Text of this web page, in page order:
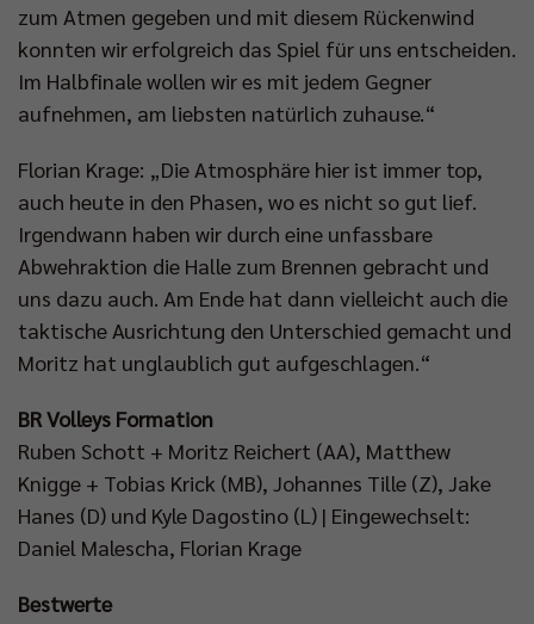
zum Atmen gegeben und mit diesem Rückenwind
konnten wir erfolgreich das Spiel für uns entscheiden.
Im Halbfinale wollen wir es mit jedem Gegner
aufnehmen, am liebsten natürlich zuhause.“
Florian Krage: „Die Atmosphäre hier ist immer top,
auch heute in den Phasen, wo es nicht so gut lief.
Irgendwann haben wir durch eine unfassbare
Abwehraktion die Halle zum Brennen gebracht und
uns dazu auch. Am Ende hat dann vielleicht auch die
taktische Ausrichtung den Unterschied gemacht und
Moritz hat unglaublich gut aufgeschlagen.“
BR Volleys Formation
Ruben Schott + Moritz Reichert (AA), Matthew
Knigge + Tobias Krick (MB), Johannes Tille (Z), Jake
Hanes (D) und Kyle Dagostino (L) | Eingewechselt:
Daniel Malescha, Florian Krage
Bestwerte